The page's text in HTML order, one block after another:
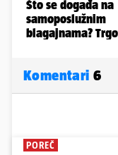
Komentari 6
POREČ